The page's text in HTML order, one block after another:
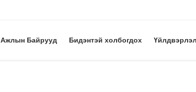
Ажлын Байрууд Бидэнтэй холбогдох